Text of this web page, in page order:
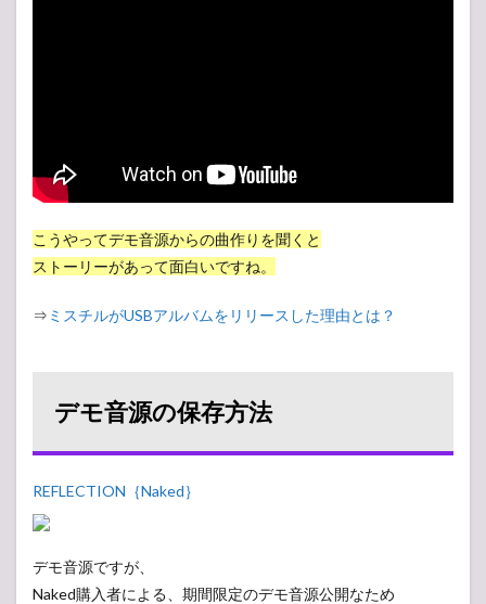
こうやってデモ音源からの曲作りを聞くと
ストーリーがあって面白いですね。
⇒ ミスチルがUSBアルバムをリリースした理由とは？
デモ音源の保存方法
REFLECTION｛Naked｝
デモ音源ですが、
Naked購入者による、期間限定のデモ音源公開なため